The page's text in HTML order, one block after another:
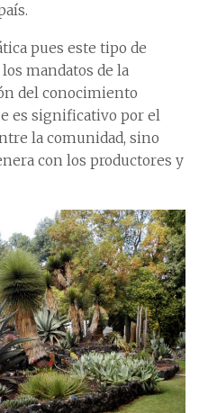
pues este tipo de
mandatos de la
del conocimiento
es significativo por el
la comunidad, sino
con los productores y